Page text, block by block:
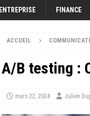
ENTREPRISE FINANCE
ACCUEIL
A/B testing :
mars 22, 2024 Julien